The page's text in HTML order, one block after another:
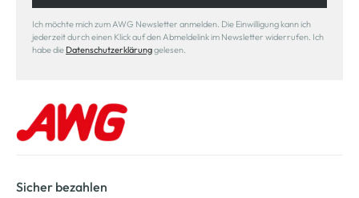
Ich möchte mich zum AWG Newsletter anmelden. Die Einwilligung kann ich
jederzeit durch einen Klick auf den Abmeldelink im Newsletter widerrufen. Ich
habe die Datenschutzerklärunggelesen.
Sicher bezahlen